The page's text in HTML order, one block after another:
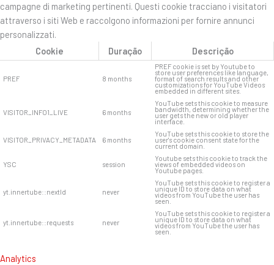
campagne di marketing pertinenti. Questi cookie tracciano i visitatori
attraverso i siti Web e raccolgono informazioni per fornire annunci
personalizzati.
Cookie
Duração Descrição
PREF 8 months
PREF cookie is set by Youtube to
store user preferences like language,
format of search results and other
customizations for YouTube Videos
embedded in different sites.
VISITOR_INFO1_LIVE 6 months
YouTube sets this cookie to measure
bandwidth, determining whether the
user gets the new or old player
interface.
VISITOR_PRIVACY_METADATA 6 months
YouTube sets this cookie to store the
user's cookie consent state for the
current domain.
YSC session
Youtube sets this cookie to track the
views of embedded videos on
Youtube pages.
yt.innertube::nextId never
YouTube sets this cookie to register a
unique ID to store data on what
videos from YouTube the user has
seen.
yt.innertube::requests never
YouTube sets this cookie to register a
unique ID to store data on what
videos from YouTube the user has
seen.
Analytics